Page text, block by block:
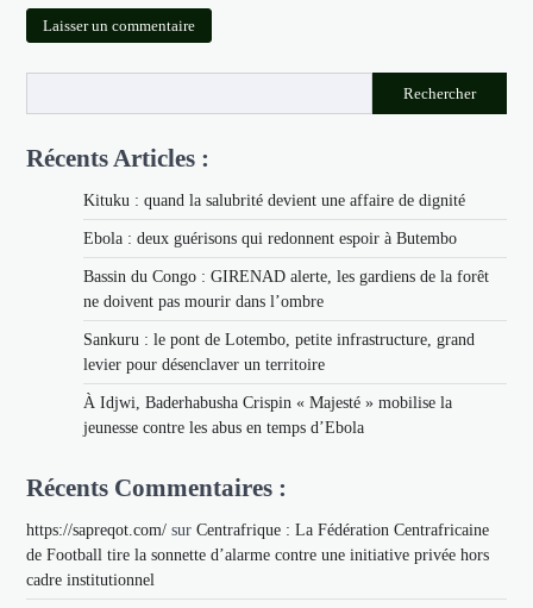
Rechercher
Récents Articles :
Kituku : quand la salubrité devient une affaire de dignité
Ebola : deux guérisons qui redonnent espoir à Butembo
Bassin du Congo : GIRENAD alerte, les gardiens de la forêt
ne doivent pas mourir dans l’ombre
Sankuru : le pont de Lotembo, petite infrastructure, grand
levier pour désenclaver un territoire
À Idjwi, Baderhabusha Crispin « Majesté » mobilise la
jeunesse contre les abus en temps d’Ebola
Récents Commentaires :
https://sapreqot.com/ surCentrafrique : La Fédération Centrafricaine
de Football tire la sonnette d’alarme contre une initiative privée hors
cadre institutionnel